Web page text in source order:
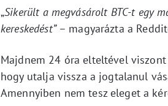
„Sikerült a megvásárolt BTC-t egy
kereskedést”– magyarázta a
Majdnem 24 óra elteltével
hogy utalja vissza a jogtalanul
Amennyiben nem tesz eleget a